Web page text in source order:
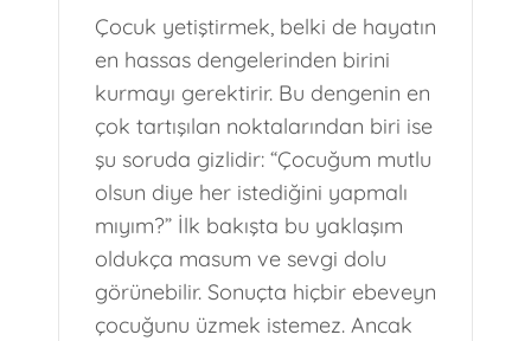
Çocuk yetiştirmek, belki de hayatın
en hassas dengelerinden birini
kurmayı gerektirir. Bu dengenin en
çok tartışılan noktalarından biri ise
şu soruda gizlidir: “Çocuğum mutlu
olsun diye her istediğini yapmalı
mıyım?” İlk bakışta bu yaklaşım
oldukça masum ve sevgi dolu
görünebilir. Sonuçta hiçbir ebeveyn
çocuğunu üzmek istemez. Ancak